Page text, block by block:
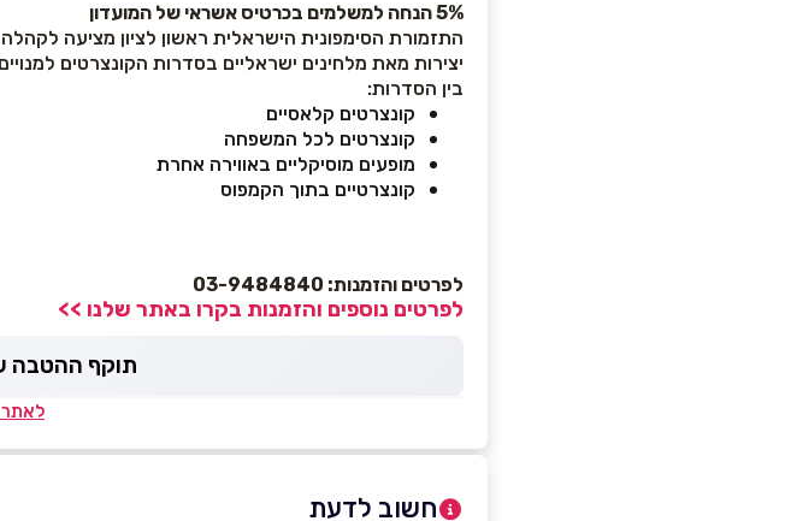
5%הנחה למשלמים בכרטיס אשראי של המועדון
התזמורת הסימפונית הישראלית ראשון לציון מציעה
יצירות מאת מלחינים ישראליים בסדרות הקונצרטים
בין הסדרות:
קונצרטים קלאסיים
קונצרטים לכל המשפחה
מופעים מוסיקליים באווירה אחרת
קונצרטיים בתוך הקמפוס
לפרטים והזמנות: 03-9484840
לפרטים נוספים והזמנות בקרו באתר שלנו >>
תוקף ההטבה עד -
חשוב לדעת